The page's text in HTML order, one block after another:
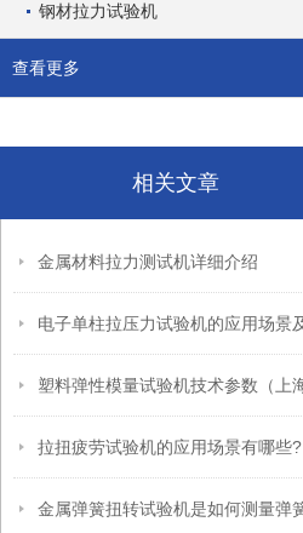
钢材拉力试验机
查看更多
相关文章
金属材料拉力测试机详细介绍
拉扭疲劳试验机的应用场景有哪些?